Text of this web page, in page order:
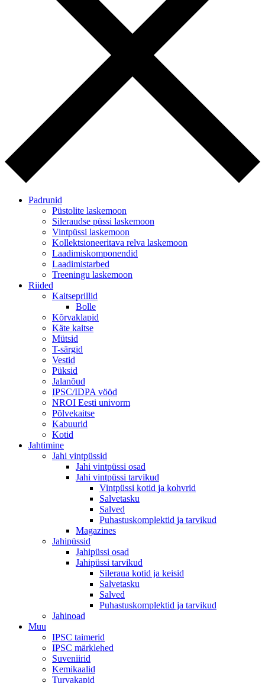
Padrunid
Püstolite laskemoon
Sileraudse püssi laskemoon
Vintpüssi laskemoon
Kollektsioneeritava relva laskemoon
Laadimiskomponendid
Laadimistarbed
Treeningu laskemoon
Riided
Kaitseprillid
Bolle
Kõrvaklapid
Käte kaitse
Mütsid
T-särgid
Vestid
Püksid
Jalanõud
IPSC/IDPA vööd
NROI Eesti univorm
Põlvekaitse
Kabuurid
Kotid
Jahtimine
Jahi vintpüssid
Jahi vintpüssi osad
Jahi vintpüssi tarvikud
Vintpüssi kotid ja kohvrid
Salvetasku
Salved
Puhastuskomplektid ja tarvikud
Magazines
Jahipüssid
Jahipüssi osad
Jahipüssi tarvikud
Sileraua kotid ja keisid
Salvetasku
Salved
Puhastuskomplektid ja tarvikud
Jahinoad
Muu
IPSC taimerid
IPSC märklehed
Suveniirid
Kemikaalid
Turvakapid